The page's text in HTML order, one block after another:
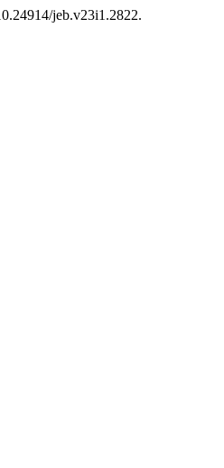
jeb.v23i1.2822.